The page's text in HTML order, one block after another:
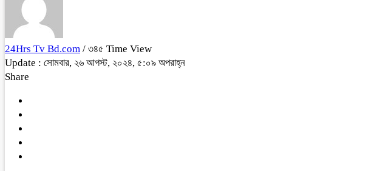
24Hrs Tv Bd.com / ৩৪৫ Time View
Update : সোমবার, ২৬ আগস্ট, ২০২৪, ৫:০৯ অপরাহ্ন
Share